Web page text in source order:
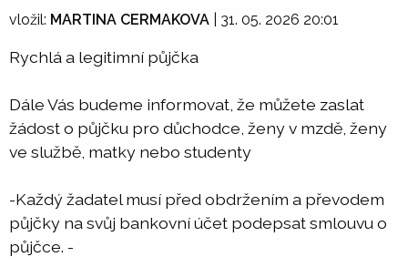
vložil: MARTINA CERMAKOVA 31. 05. 2026 20:01
Rychlá a legitimní půjčka
Dále Vás budeme informovat, že můžete zaslat
žádost o půjčku pro důchodce, ženy v mzdě, ženy
ve službě, matky nebo studenty
-Každý žadatel musí před obdržením a převodem
půjčky na svůj bankovní účet podepsat smlouvu o
půjčce. -